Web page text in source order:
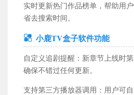
实时更新热门作品榜单，帮助用
省去搜索时间。
小鹿TV盒子软件功能
自定义追剧提醒：新章节上线时
确保不错过任何更新。
支持第三方播放器调用：用户可